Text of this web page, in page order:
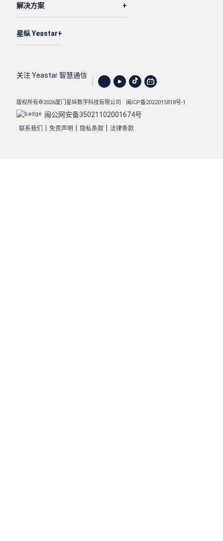
解决方案
星纵 Yeastar
关注 Yeastar 智慧通信
版权所有©2026厦门星纵数字科技有限公司 闽ICP备2022015818号-1
闽公网安备35021102001674号
联系我们 | 免责声明 | 隐私条款 | 法律条款